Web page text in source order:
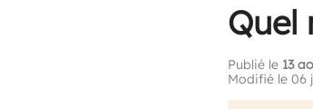
Quel
Publié le 13
Modifié le 06